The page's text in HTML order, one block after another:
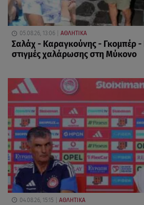
05.08.26, 13:06 ΑΘΛΗΤΙΚΑ
Σαλάχ - Καραγκούνης - Γκομπέρ -
στιγμές χαλάρωσης στη Μύκονο
04.08.26, 15:15 ΑΘΛΗΤΙΚΑ